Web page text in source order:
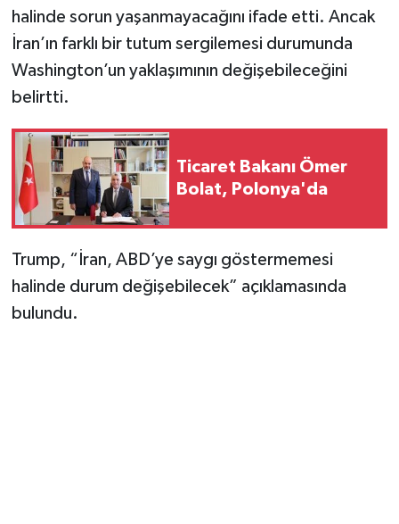
halinde sorun yaşanmayacağını ifade etti. Ancak
İran’ın farklı bir tutum sergilemesi durumunda
Washington’un yaklaşımının değişebileceğini
belirtti.
Ticaret Bakanı Ömer
Bolat, Polonya'da
Trump, “İran, ABD’ye saygı göstermemesi
halinde durum değişebilecek” açıklamasında
bulundu.